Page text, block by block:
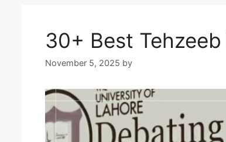
30+ Best Tehzeeb
November 5, 2025 by